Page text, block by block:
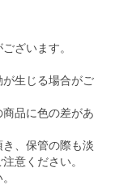
ざいます。
が生じる場合がご
品に色の差があ
、保管の際も淡
意ください。